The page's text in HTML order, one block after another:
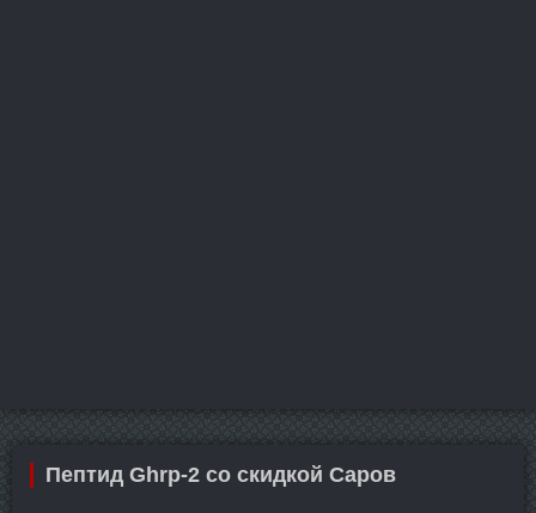
Пептид Ghrp-2 со скидкой Саров